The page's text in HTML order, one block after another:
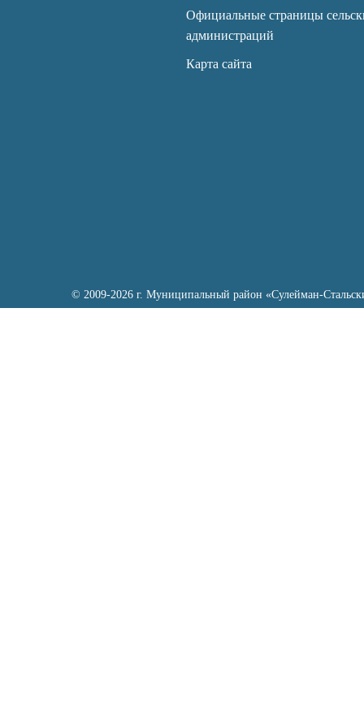
Официальные страницы
администраций
Карта сайта
© 2009-2026 г. Муниципальный район «Сулейман-